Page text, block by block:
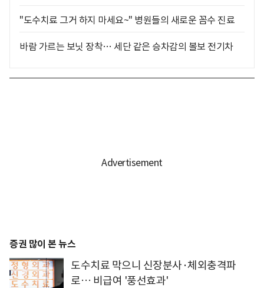
"도수치료 그거 하지 마세요~" 병원들의 새로운 꼼수 진료
바람 가르는 보닛 장착… 세단 같은 승차감의 볼보 전기차
증권 많이 본 뉴스
도수치료 막으니 신장분사·체외충격파
로… 비급여 '풍선효과'